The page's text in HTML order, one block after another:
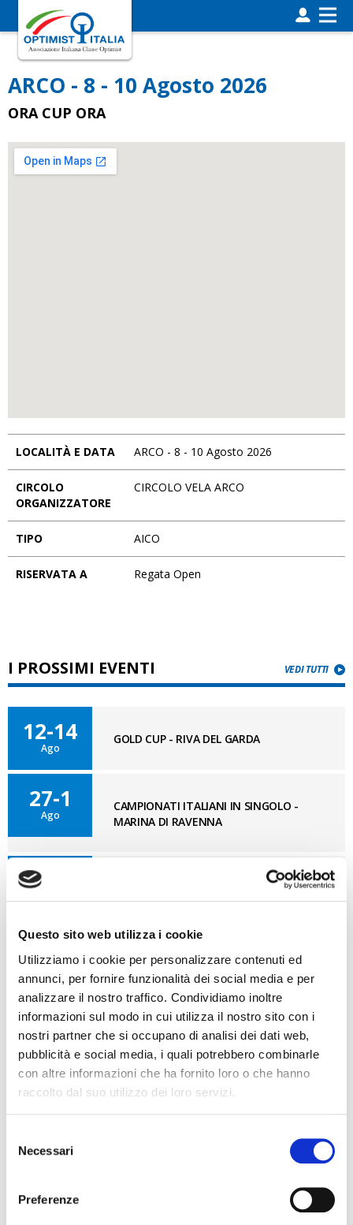
Questo sito web utilizza i cookie
Utilizziamo i cookie per personalizzare contenuti ed
annunci, per fornire funzionalità dei social media e per
analizzare il nostro traffico. Condividiamo inoltre
informazioni sul modo in cui utilizza il nostro sito con i
nostri partner che si occupano di analisi dei dati web,
pubblicità e social media, i quali potrebbero combinarle
con altre informazioni che ha fornito loro o che hanno
raccolto dal suo utilizzo dei loro servizi.
delNecessari
Preferenze
ARCO - 8 - 10 Agosto 2026
ORA CUP ORA
LOCALITÀ E DATA ARCO - 8 - 10 Agosto 2026
CIRCOLO
ORGANIZZATORE
CIRCOLO VELA ARCO
TIPO AICO
RISERVATA A Regata Open
I PROSSIMI EVENTI VEDI TUTTI
12-14
Ago
GOLD CUP - RIVA DEL GARDA
27-1
Ago
CAMPIONATI ITALIANI IN SINGOLO -
MARINA DI RAVENNA
11-12
OPTISUD 3° TAPPA – MEDITERRANEAN
CUP - REGGIO CALABRIA
BLOG OPTI GAN VAI AL BLOG
07/08/2026
Cosa bisogna ritrovare
03/08/2026
Gdynia Final Day